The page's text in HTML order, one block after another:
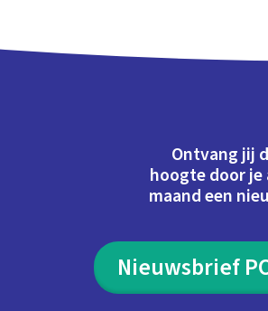
Ontvang jij
hoogte door je
maand een
Nieuwsbrief